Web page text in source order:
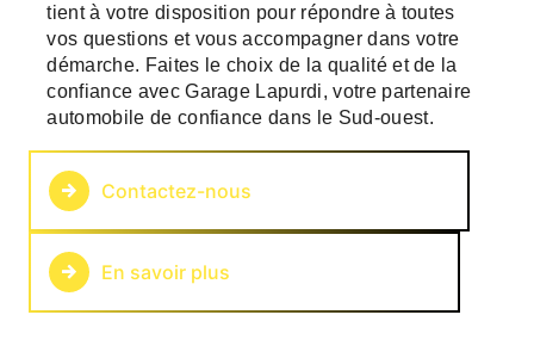
tient à votre disposition pour répondre à toutes
vos questions et vous accompagner dans votre
démarche. Faites le choix de la qualité et de la
confiance avec Garage Lapurdi, votre partenaire
automobile de confiance dans le Sud-ouest.
En savoir plus
Contactez-nous